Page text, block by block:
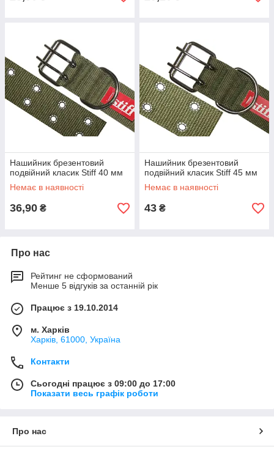
Нашийник брезентовий
подвійний класик Stiff 40 мм
Немає в наявності
36,90 ₴
Нашийник брезентовий
подвійний класик Stiff 45 мм
Немає в наявності
43 ₴
Про нас
Рейтинг не сформований
Менше 5 відгуків за останній рік
Працює з 19.10.2014
м. Харків
Харків, 61000, Україна
Контакти
Сьогодні працює з 09:00 до 17:00
Показати весь графік роботи
Про нас